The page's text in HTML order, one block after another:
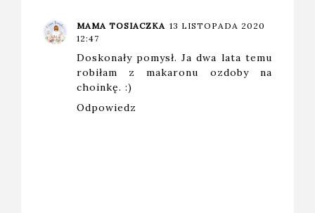
MAMA TOSIACZKA 13 LISTOPADA 2020
12:47
Doskonały pomysł. Ja dwa lata temu
robiłam z makaronu ozdoby na
choinkę. :)
Odpowiedz